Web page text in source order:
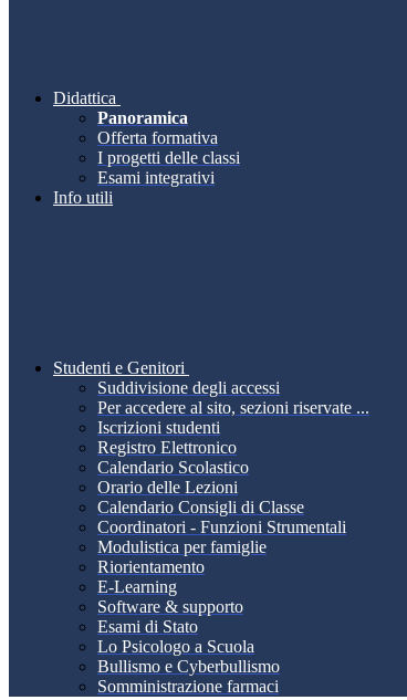
Didattica
Panoramica
Offerta formativa
I progetti delle classi
Esami integrativi
Info utili
Studenti e Genitori
Suddivisione degli accessi
Per accedere al sito, sezioni riservate ...
Iscrizioni studenti
Registro Elettronico
Calendario Scolastico
Orario delle Lezioni
Calendario Consigli di Classe
Coordinatori - Funzioni Strumentali
Modulistica per famiglie
Riorientamento
E-Learning
Software & supporto
Esami di Stato
Lo Psicologo a Scuola
Bullismo e Cyberbullismo
Somministrazione farmaci